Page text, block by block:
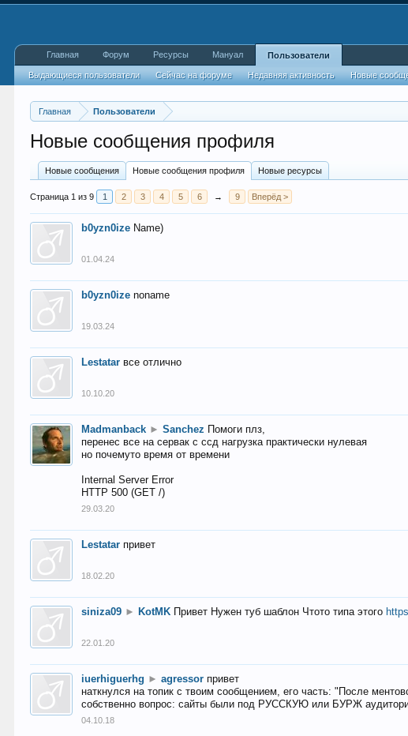
Главная Пользователи
Новые сообщения профиля
Новые сообщения Новые сообщения профиля Новые ресурсы
Страница 1 из 9 1 2 3 4 5 6 → 9 Вперёд >
b0yzn0ize Name)
01.04.24
b0yzn0ize noname
19.03.24
Lestatar все отлично
10.10.20
Madmanback ► Sanchez Помоги плз,
перенес все на сервак с ссд нагрузка практически нулевая
но почемуто время от времени
Internal Server Error
HTTP 500 (GET /)
29.03.20
Lestatar привет
18.02.20
siniza09 ► KotMK Привет Нужен туб шаблон Чтото типа этого
22.01.20
iuerhiguerhg ► agressor привет
наткнулся на топик с твоим сообщением, его часть: "После
собственно вопрос: сайты были под РУССКУЮ или БУРЖ
04.10.18
Главная Форум Ресурсы Мануал Пользователи
Выдающиеся пользователи Сейчас на форуме Недавняя активность Новые